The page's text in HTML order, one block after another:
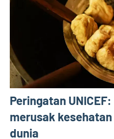
Peringatan
merusak
dunia